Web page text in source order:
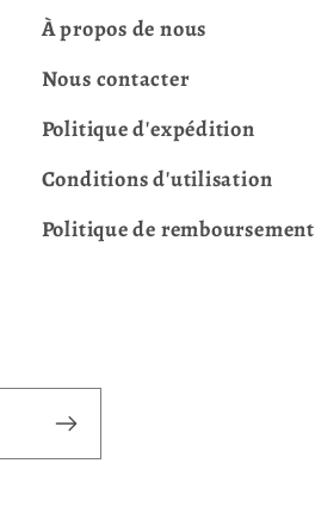
À propos de nous
Nous contacter
Politique d'expédition
Conditions d'utilisation
Politique de remboursement